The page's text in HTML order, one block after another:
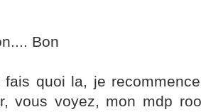
Bon
fais quoi la, je
vous voyez, mon mdp